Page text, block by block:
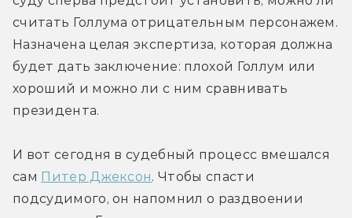
считать Голлума отрицательным персонажем.
Назначена целая экспертиза, которая должна
будет дать заключение: плохой Голлум или
хороший и можно ли с ним сравнивать
президента.
И вот сегодня в судебный процесс вмешался
сам Питер Джексон. Чтобы спасти
подсудимого, он напомнил о раздвоении